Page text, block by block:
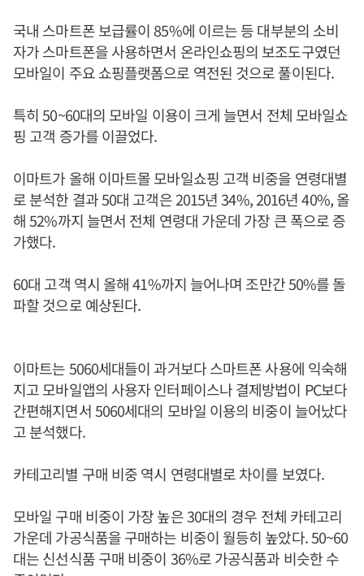
국내 스마트폰 보급률이 85%에 이르는 등 대부분의 소비
자가 스마트폰을 사용하면서 온라인쇼핑의 보조도구였던
모바일이 주요 쇼핑플랫폼으로 역전된 것으로 풀이된다.
특히 50~60대의 모바일 이용이 크게 늘면서 전체 모바일쇼
핑 고객 증가를 이끌었다.
이마트가 올해 이마트몰 모바일쇼핑 고객 비중을 연령대별
로 분석한 결과 50대 고객은 2015년 34%, 2016년 40%, 올
해 52%까지 늘면서 전체 연령대 가운데 가장 큰 폭으로 증
가했다.
60대 고객 역시 올해 41%까지 늘어나며 조만간 50%를 돌
파할 것으로 예상된다.
이마트는 5060세대들이 과거보다 스마트폰 사용에 익숙해
지고 모바일앱의 사용자 인터페이스나 결제방법이 PC보다
간편해지면서 5060세대의 모바일 이용의 비중이 늘어났다
고 분석했다.
카테고리별 구매 비중 역시 연령대별로 차이를 보였다.
모바일 구매 비중이 가장 높은 30대의 경우 전체 카테고리
가운데 가공식품을 구매하는 비중이 월등히 높았다. 50~60
대는 신선식품 구매 비중이 36%로 가공식품과 비슷한 수